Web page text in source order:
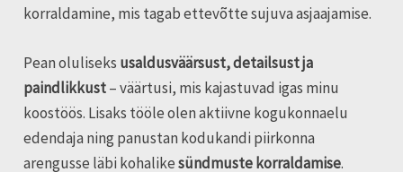
korraldamine, mis tagab ettevõtte sujuva asjaajamise.
Pean oluliseks usaldusväärsust, detailsust ja
paindlikkust– väärtusi, mis kajastuvad igas minu
koostöös. Lisaks tööle olen aktiivne kogukonnaelu
edendaja ning panustan kodukandi piirkonna
arengusse läbi kohalikesündmuste korraldamise.